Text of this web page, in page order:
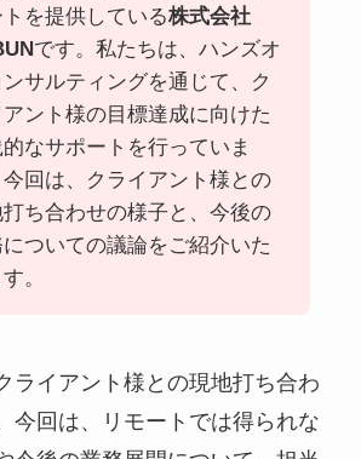
を提供している株式会社
です。私たちは、ハンズオ
ンサルティングを通じて、ク
ント様の目標達成に向けた
なサポートを行っていま
回は、クライアント様との
ち合わせの様子と、今後の
ついての議論をご紹介いた
。
ライアント様との現地打ち合わ
今回は、リモートでは得られな